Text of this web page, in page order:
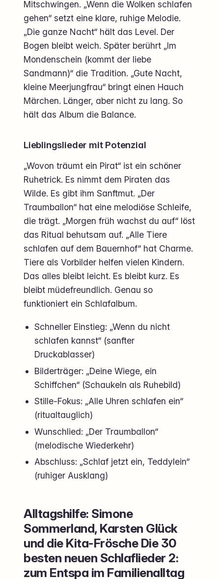
Mitschwingen. „Wenn die Wolken schlafen
gehen“ setzt eine klare, ruhige Melodie.
„Die ganze Nacht“ hält das Level. Der
Bogen bleibt weich. Später berührt „Im
Mondenschein (kommt der liebe
Sandmann)“ die Tradition. „Gute Nacht,
kleine Meerjungfrau“ bringt einen Hauch
Märchen. Länger, aber nicht zu lang. So
hält das Album die Balance.
Lieblingslieder mit Potenzial
„Wovon träumt ein Pirat“ ist ein schöner
Ruhetrick. Es nimmt dem Piraten das
Wilde. Es gibt ihm Sanftmut. „Der
Traumballon“ hat eine melodiöse Schleife,
die trägt. „Morgen früh wachst du auf“ löst
das Ritual behutsam auf. „Alle Tiere
schlafen auf dem Bauernhof“ hat Charme.
Tiere als Vorbilder helfen vielen Kindern.
Das alles bleibt leicht. Es bleibt kurz. Es
bleibt müdefreundlich. Genau so
funktioniert ein Schlafalbum.
Schneller Einstieg: „Wenn du nicht
schlafen kannst“ (sanfter
Druckablasser)
Bilderträger: „Deine Wiege, ein
Schiffchen“ (Schaukeln als Ruhebild)
Stille-Fokus: „Alle Uhren schlafen ein“
(ritualtauglich)
Wunschlied: „Der Traumballon“
(melodische Wiederkehr)
Abschluss: „Schlaf jetzt ein, Teddylein“
(ruhiger Ausklang)
Alltagshilfe: Simone
Sommerland, Karsten Glück
und die Kita-Frösche Die 30
besten neuen Schlaflieder 2:
zum Entspa im Familienalltag